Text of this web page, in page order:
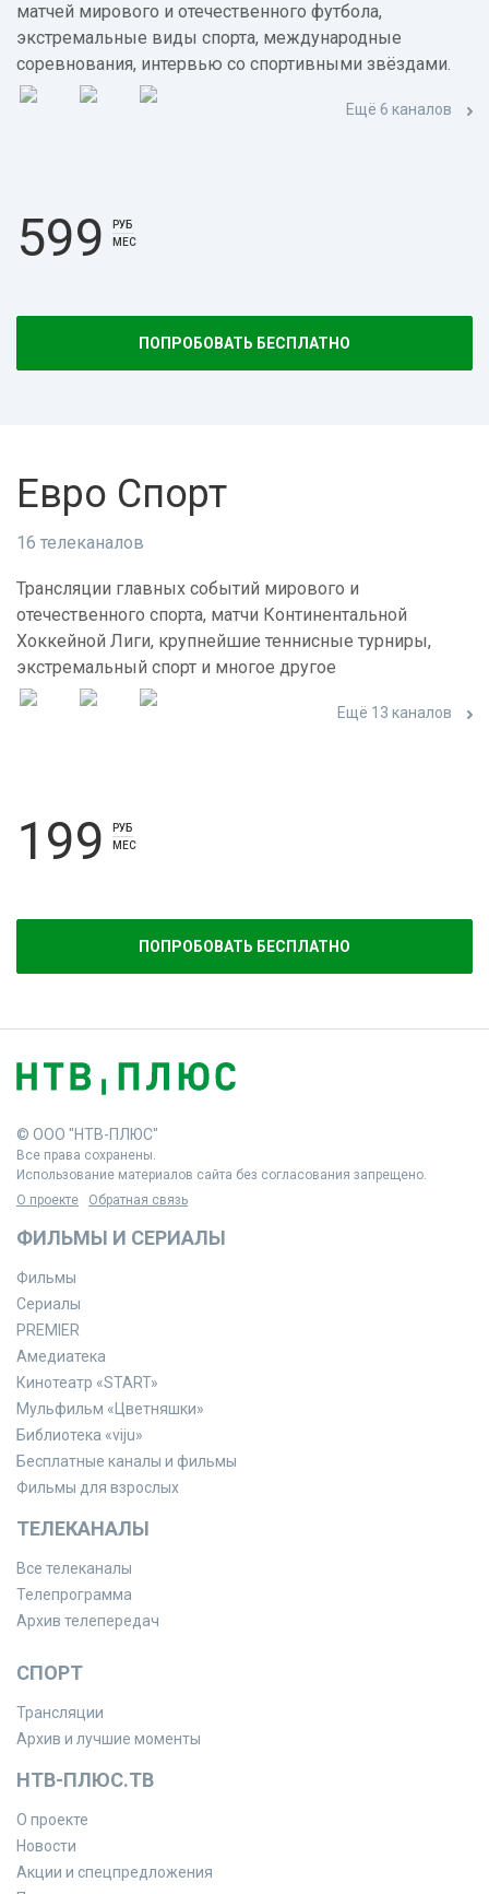
матчей мирового и отечественного футбола,
экстремальные виды спорта, международные
соревнования, интервью со спортивными звёздами.
Ещё 6 каналов
599
РУБ
МЕС
ПОПРОБОВАТЬ БЕСПЛАТНО
Евро Спорт
16 телеканалов
Трансляции главных событий мирового и
отечественного спорта, матчи Континентальной
Хоккейной Лиги, крупнейшие теннисные турниры,
экстремальный спорт и многое другое
Ещё 13 каналов
199
РУБ
МЕС
ПОПРОБОВАТЬ БЕСПЛАТНО
© ООО "НТВ-ПЛЮС"
Все права сохранены.
Использование материалов сайта без согласования запрещено.
О проекте
Обратная связь
ФИЛЬМЫ И СЕРИАЛЫ
Фильмы
Сериалы
PREMIER
Амедиатека
Кинотеатр «START»
Мульфильм «Цветняшки»
Библиотека «viju»
Бесплатные каналы и фильмы
Фильмы для взрослых
ТЕЛЕКАНАЛЫ
Все телеканалы
Телепрограмма
Архив телепередач
СПОРТ
Трансляции
Архив и лучшие моменты
НТВ-ПЛЮС.ТВ
О проекте
Новости
Акции и спецпредложения